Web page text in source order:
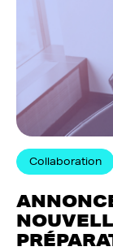
Collaboration